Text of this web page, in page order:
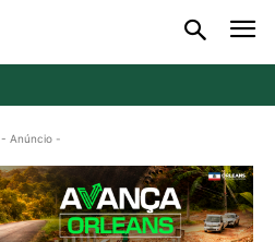
- Anúncio -